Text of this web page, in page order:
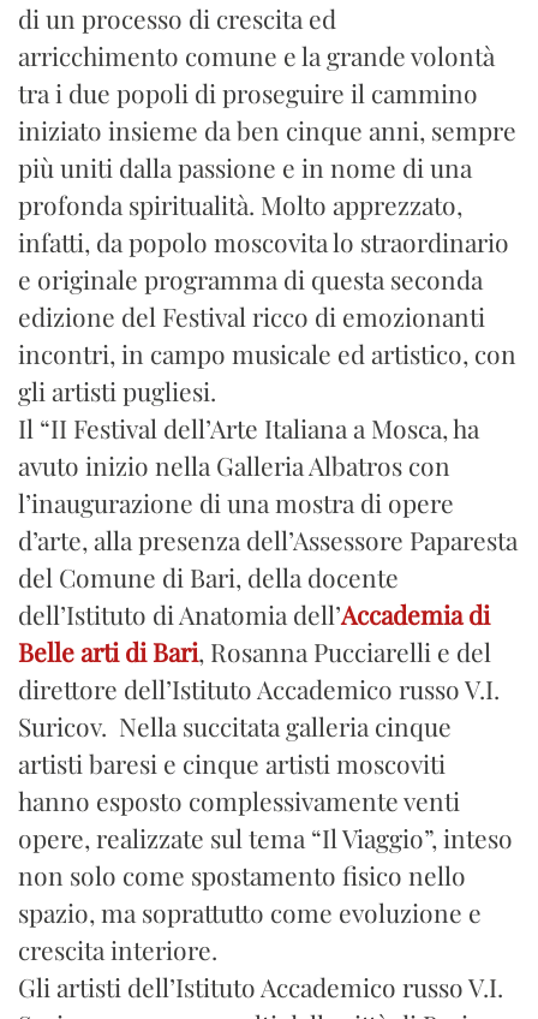
di un processo di crescita ed
arricchimento comune e la grande volontà
tra i due popoli di proseguire il cammino
iniziato insieme da ben cinque anni, sempre
più uniti dalla passione e in nome di una
profonda spiritualità. Molto apprezzato,
infatti, da popolo moscovita lo straordinario
e originale programma di questa seconda
edizione del Festival ricco di emozionanti
incontri, in campo musicale ed artistico, con
gli artisti pugliesi.
Il “II Festival dell’Arte Italiana a Mosca, ha
avuto inizio nella Galleria Albatros con
l’inaugurazione di una mostra di opere
d’arte, alla presenza dell’Assessore Paparesta
del Comune di Bari, della docente
dell’Istituto di Anatomia dell’Accademia di
Belle arti di Bari, Rosanna Pucciarelli e del
direttore dell’Istituto Accademico russo V.I.
Suricov. Nella succitata galleria cinque
artisti baresi e cinque artisti moscoviti
hanno esposto complessivamente venti
opere, realizzate sul tema “Il Viaggio”, inteso
non solo come spostamento fisico nello
spazio, ma soprattutto come evoluzione e
crescita interiore.
Gli artisti dell’Istituto Accademico russo V.I.